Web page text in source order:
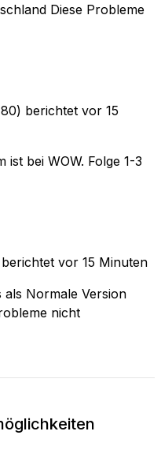
Diese Probleme
berichtet vor 15
ist bei WOW. Folge 1-3
berichtet vor 15 Minuten
als Normale Version
nicht